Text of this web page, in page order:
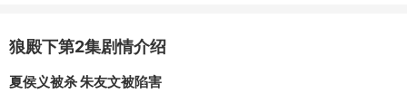
狼殿下第2集剧情介绍
夏侯义被杀 朱友文被陷害